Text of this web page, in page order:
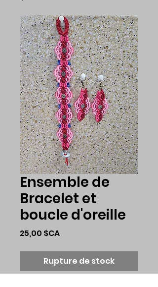
Ensemble de
Bracelet et
boucle d'oreille
25,00 $CAPrix
Rupture de stock